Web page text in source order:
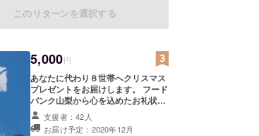
このリターンを選択する
5,000円
あなたに代わり８世帯へクリスマス
プレゼントをお届けします。 フード
バンク山梨から心を込めたお礼状を
お送りします。 活動報告書をお送り
します。 領収書をお送りします。
支援者：42人
お届け予定：2020年12月